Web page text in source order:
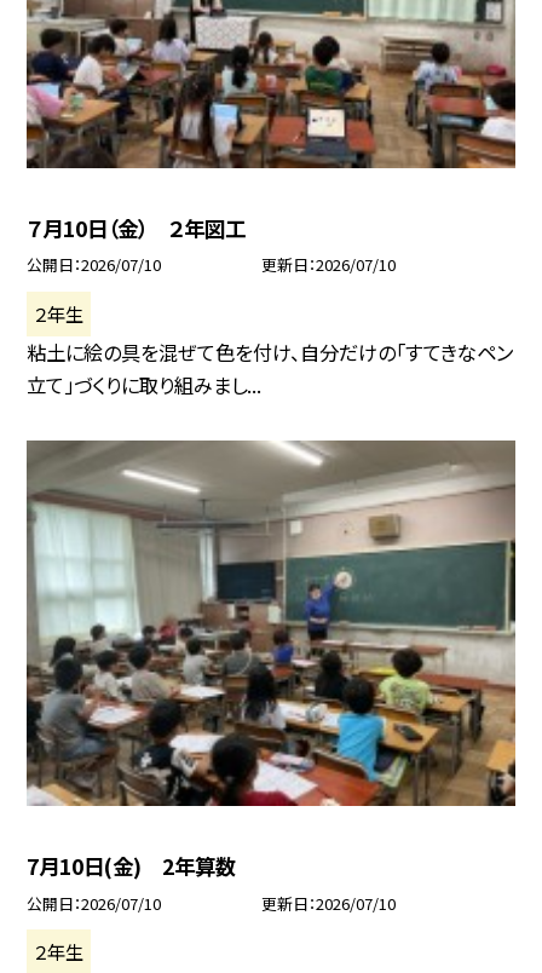
７月10日（金） ２年図工
公開日 2026/07/10 更新日 2026/07/10
２年生
粘土に絵の具を混ぜて色を付け、自分だけの「すてきなペン
立て」づくりに取り組みまし...
7月10日(金) 2年算数
公開日 2026/07/10 更新日 2026/07/10
２年生